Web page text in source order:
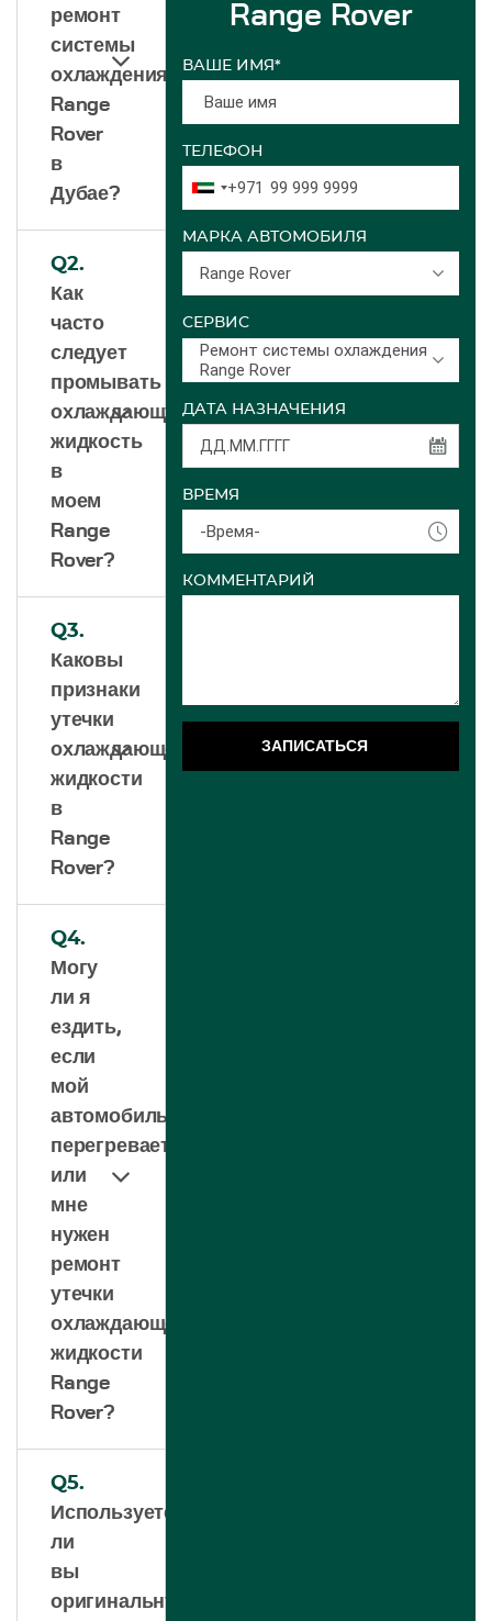
ремонт
системы
охлаждения
Range
Rover
в
Дубае?
Q2.
Как
часто
следует
промывать
охлаждающую
жидкость
в
моем
Range
Rover?
Q3.
Каковы
признаки
утечки
охлаждающей
жидкости
в
Range
Rover?
Q4.
Могу
ли я
ездить,
если
мой
автомобиль
перегревается,
или
мне
нужен
ремонт
утечки
охлаждающей
жидкости
Range
Rover?
Q5.
Используете
ли
вы
оригинальную
Range Rover
ВАШЕ ИМЯ*
ТЕЛЕФОН
+971
МАРКА АВТОМОБИЛЯ
Range Rover
СЕРВИС
Ремонт системы охлаждения
Range Rover
ДАТА НАЗНАЧЕНИЯ
ВРЕМЯ
-Время-
КОММЕНТАРИЙ
ЗАПИСАТЬСЯ